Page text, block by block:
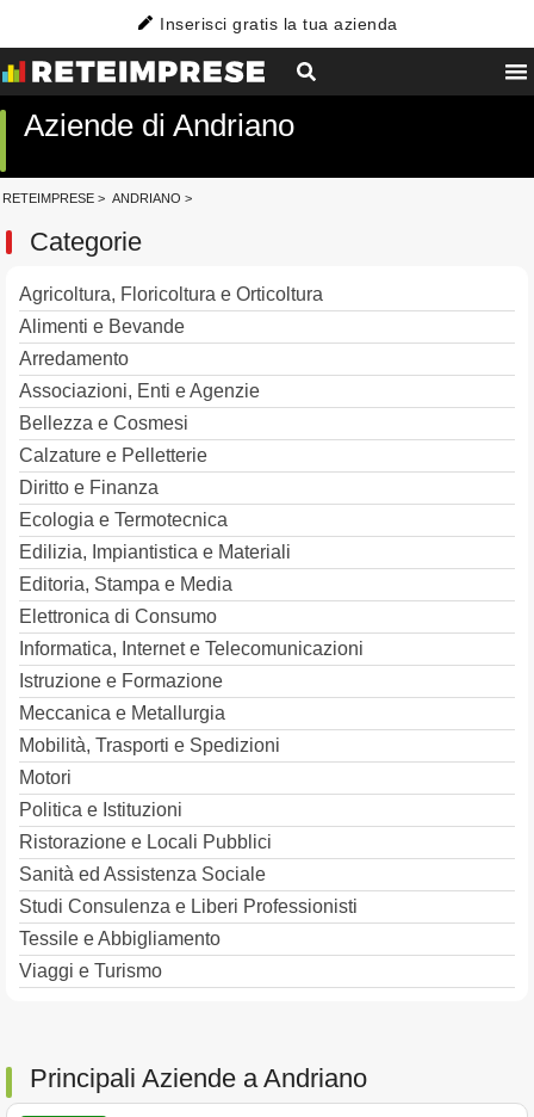
Inserisci gratis la tua azienda
Aziende di Andriano
RETEIMPRESE > ANDRIANO >
Categorie
Agricoltura, Floricoltura e Orticoltura
Alimenti e Bevande
Arredamento
Associazioni, Enti e Agenzie
Bellezza e Cosmesi
Calzature e Pelletterie
Diritto e Finanza
Ecologia e Termotecnica
Edilizia, Impiantistica e Materiali
Editoria, Stampa e Media
Elettronica di Consumo
Informatica, Internet e Telecomunicazioni
Istruzione e Formazione
Meccanica e Metallurgia
Mobilità, Trasporti e Spedizioni
Motori
Politica e Istituzioni
Ristorazione e Locali Pubblici
Sanità ed Assistenza Sociale
Studi Consulenza e Liberi Professionisti
Tessile e Abbigliamento
Viaggi e Turismo
Principali Aziende a Andriano